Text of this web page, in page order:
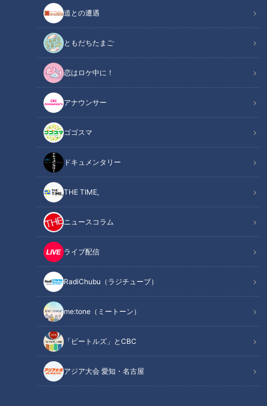
道との遭遇
ともだちたまご
恋はロケ中に！
アナウンサー
ゴゴスマ
ドキュメンタリー
THE TIME,
ニュースコラム
ライブ配信
RadiChubu（ラジチューブ）
me:tone（ミートーン）
「ビートルズ」とCBC
アジア大会 愛知・名古屋
サマリーSummary
ゲスト：島崎和歌子
ドクター：JCHO東京新宿メディカルセンター 耳鼻咽喉科 診
療部長 医学博士 石井正則
耳の聞こえが悪い人は、50歳を超えたあたりから徐々に増え
始め65歳を過ぎると急激に増えるといわれています。聞こえ
にくくなるのは避けられない事ですが、放置していると日常生
活に支障が出るだけでなく、認知症につながる恐れもあるのだ
とか。そこで今回は、聞こえの悪さと上手に付き合う方法を専
門医に教えてもらいました。
身近な健康問題とその改善法を、様々なテーマで紹介する番組
『健康カプセル！ゲンキの時間』。
メインMCに石丸幹二さん、サブMCは坂下千里子さんです。
今回のテーマは「～放置すると認知症の原因に!?～“聞こえの
悪さ”と付き合う方法」
耳の聞こえが悪い人は、50歳を超えたあたりから徐々に増え
始め65歳を過ぎると急激に増えるといわれています。聞こえ
にくくなるのは避けられない事ですが、放置していると日常生